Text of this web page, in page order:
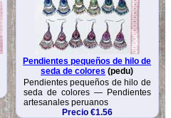
Pendientes pequeños de hilo de
seda de colores (pedu)
Pendientes pequeños de hilo de
seda de colores — Pendientes
artesanales peruanos
Precio €1.56